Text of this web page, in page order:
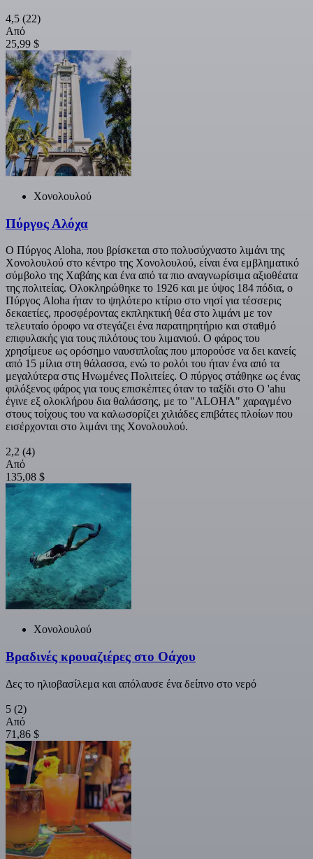
4,5 (22)
Από
25,99 $
Χονολουλού
Πύργος Αλόχα
Ο Πύργος Aloha, που βρίσκεται στο πολυσύχναστο λιμάνι της
Χονολουλού στο κέντρο της Χονολουλού, είναι ένα εμβληματικό
σύμβολο της Χαβάης και ένα από τα πιο αναγνωρίσιμα αξιοθέατα
της πολιτείας. Ολοκληρώθηκε το 1926 και με ύψος 184 πόδια, ο
Πύργος Aloha ήταν το ψηλότερο κτίριο στο νησί για τέσσερις
δεκαετίες, προσφέροντας εκπληκτική θέα στο λιμάνι με τον
τελευταίο όροφο να στεγάζει ένα παρατηρητήριο και σταθμό
επιφυλακής για τους πιλότους του λιμανιού. Ο φάρος του
χρησίμευε ως ορόσημο ναυσιπλοΐας που μπορούσε να δει κανείς
από 15 μίλια στη θάλασσα, ενώ το ρολόι του ήταν ένα από τα
μεγαλύτερα στις Ηνωμένες Πολιτείες. Ο πύργος στάθηκε ως ένας
φιλόξενος φάρος για τους επισκέπτες όταν το ταξίδι στο O 'ahu
έγινε εξ ολοκλήρου δια θαλάσσης, με το "ALOHA" χαραγμένο
στους τοίχους του να καλωσορίζει χιλιάδες επιβάτες πλοίων που
εισέρχονται στο λιμάνι της Χονολουλού.
2,2 (4)
Από
135,08 $
Χονολουλού
Βραδινές κρουαζιέρες στο Οάχου
Δες το ηλιοβασίλεμα και απόλαυσε ένα δείπνο στο νερό
5 (2)
Από
71,86 $